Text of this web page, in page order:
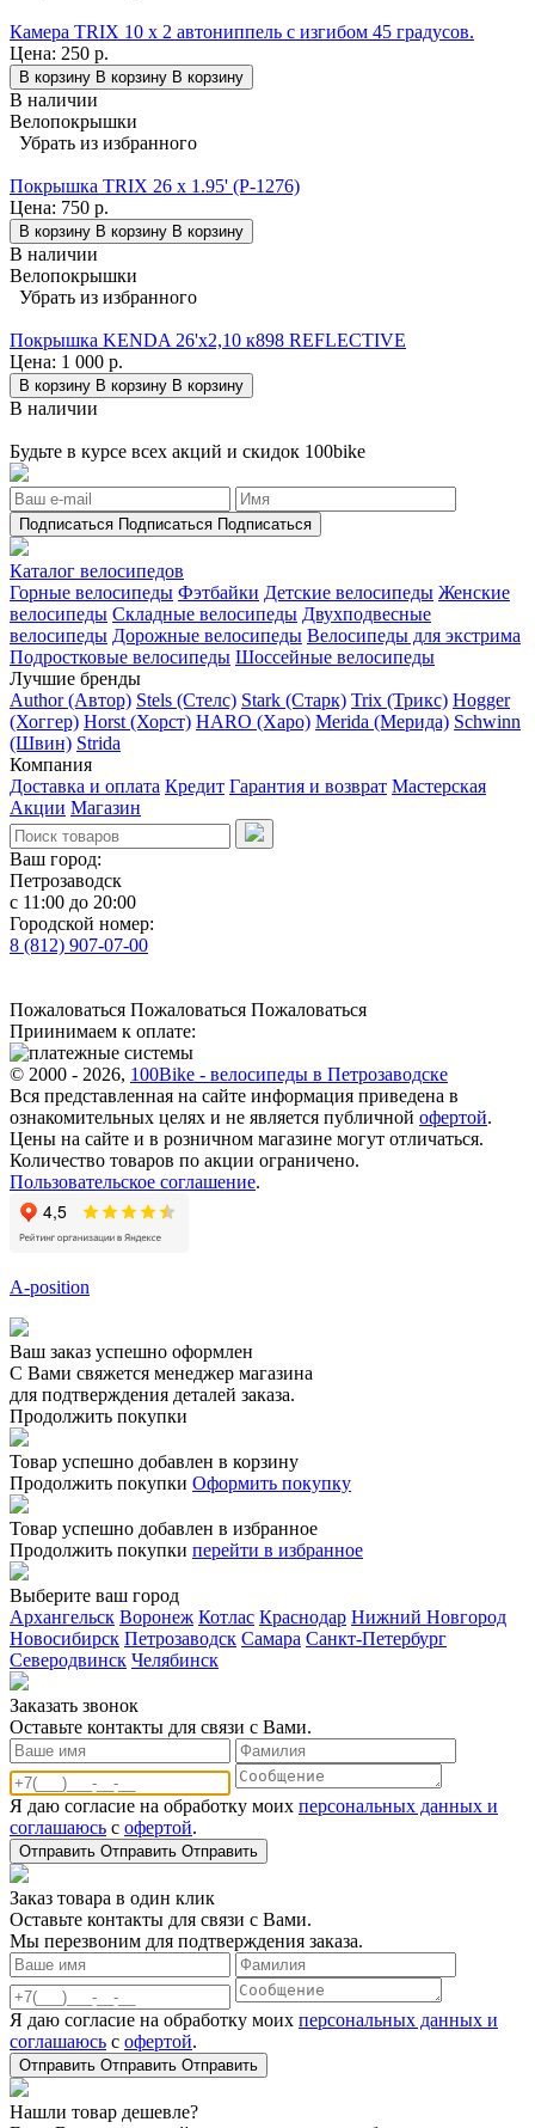
Камера TRIX 10 x 2 автониппель с изгибом 45 градусов.
Цена: 250 р.
В корзину В корзину В корзину
В наличии
Велопокрышки
Убрать из избранного
Покрышка TRIX 26 x 1.95' (P-1276)
Цена: 750 р.
В корзину В корзину В корзину
В наличии
Велопокрышки
Убрать из избранного
Покрышка KENDA 26'х2,10 к898 REFLECTIVE
Цена: 1 000 р.
В корзину В корзину В корзину
В наличии
Будьте в курсе всех акций и скидок 100bike
Подписаться Подписаться Подписаться
Каталог велосипедов
Горные велосипеды Фэтбайки Детские велосипеды Женские
велосипеды Складные велосипеды Двухподвесные
велосипеды Дорожные велосипеды Велосипеды для экстрима
Подростковые велосипеды Шоссейные велосипеды
Лучшие бренды
Author (Автор) Stels (Стелс) Stark (Старк) Trix (Трикс) Hogger
(Хоггер) Horst (Хорст) HARO (Харо) Merida (Мерида) Schwinn
(Швин) Strida
Компания
Доставка и оплата Кредит Гарантия и возврат Мастерская
Акции Магазин
Ваш город:
Петрозаводск
с 11:00 до 20:00
Городской номер:
8 (812) 907-07-00
Пожаловаться Пожаловаться Пожаловаться
Приинимаем к оплате:
© 2000 - 2026, 100Bike - велосипеды в Петрозаводске
Вся представленная на сайте информация приведена в
ознакомительных целях и не является публичной офертой.
Цены на сайте и в розничном магазине могут отличаться.
Количество товаров по акции ограничено.
Пользовательское соглашение.
A-position
Ваш заказ успешно оформлен
С Вами свяжется менеджер магазина
для подтверждения деталей заказа.
Продолжить покупки
Товар успешно добавлен в корзину
Продолжить покупки Оформить покупку
Товар успешно добавлен в избранное
Продолжить покупки перейти в избранное
Выберите ваш город
Архангельск Воронеж Котлас Краснодар Нижний Новгород
Новосибирск Петрозаводск Самара Санкт-Петербург
Северодвинск Челябинск
Заказать звонoк
Оставьте контакты для связи с Вами.
Я даю согласие на обработку моих персональных данных и
соглашаюсь с офертой.
Отправить Отправить Отправить
Заказ товара в один клик
Оставьте контакты для связи с Вами.
Мы перезвоним для подтверждения заказа.
Я даю согласие на обработку моих персональных данных и
соглашаюсь с офертой.
Отправить Отправить Отправить
Нашли товар дешевле?